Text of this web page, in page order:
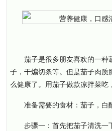
茄子是很多朋友喜欢的一
子，干煸切条等。但是茄子肉
么健康了。用茄子做款凉拌菜吃
准备需要的食材：茄子，白
步骤一：首先把茄子清洗